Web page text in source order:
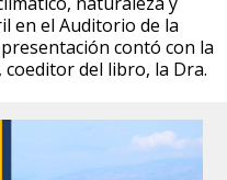
en el Auditorio de la
presentación contó con la
coeditor del libro, la Dra.